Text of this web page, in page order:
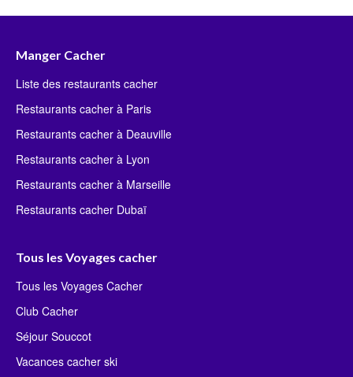
Manger Cacher
Liste des restaurants cacher
Restaurants cacher à Paris
Restaurants cacher à Deauville
Restaurants cacher à Lyon
Restaurants cacher à Marseille
Restaurants cacher Dubaï
Tous les Voyages cacher
Tous les Voyages Cacher
Club Cacher
Séjour Souccot
Vacances cacher ski